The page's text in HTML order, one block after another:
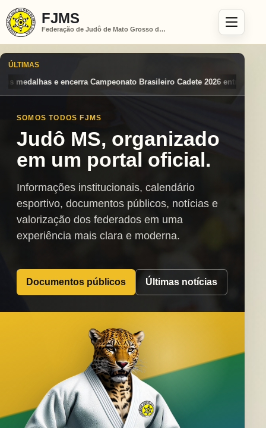
FJMS
Federação de Judô de Mato Grosso do Sul
ÚLTIMAS
Brasileiro Cadete 2026 entre os destaques nacionais Mato
SOMOS TODOS FJMS
Judô MS, organizado
em um portal oficial.
Informações institucionais, calendário
esportivo, documentos públicos, notícias e
valorização dos federados em uma
experiência mais clara e moderna.
Documentos públicos Últimas notícias